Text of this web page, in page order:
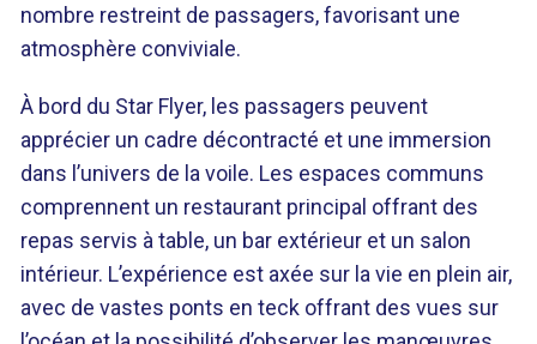
nombre restreint de passagers, favorisant une
atmosphère conviviale.
À bord du Star Flyer, les passagers peuvent
apprécier un cadre décontracté et une immersion
dans l’univers de la voile. Les espaces communs
comprennent un restaurant principal offrant des
repas servis à table, un bar extérieur et un salon
intérieur. L’expérience est axée sur la vie en plein air,
avec de vastes ponts en teck offrant des vues sur